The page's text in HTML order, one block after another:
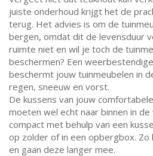
juiste onderhoud krijgt het de
terug. Het advies is om de
bergen, omdat dit de levensduur
ruimte niet en wil je toch de
beschermen? Een
beschermt jouw tuinmeubelen in
regen, sneeuw en vorst.
De kussens van jouw
moeten wel echt naar binnen in
compact met behulp van een
op zolder of in een opbergbox.
en gaan deze langer mee.